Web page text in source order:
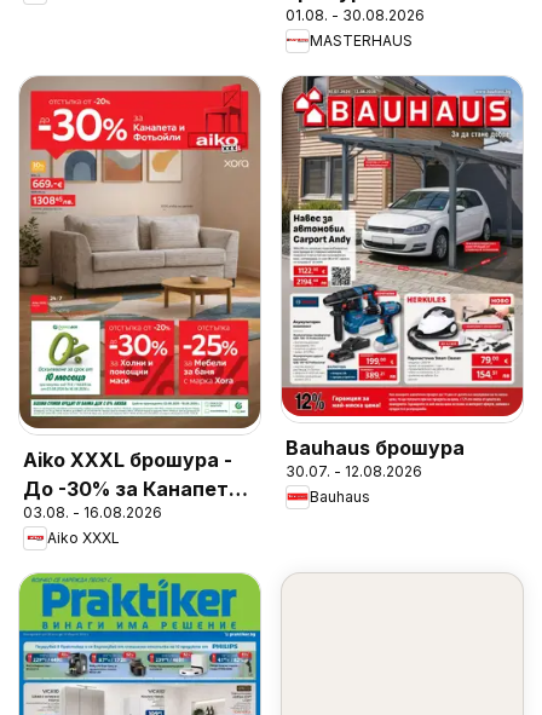
01.08. - 30.08.2026
MASTERHAUS
Aiko XXXL брошура -
До -30% за Канапета
и Фотьойли
03.08. - 16.08.2026
Aiko XXXL
Bauhaus брошура
30.07. - 12.08.2026
Bauhaus